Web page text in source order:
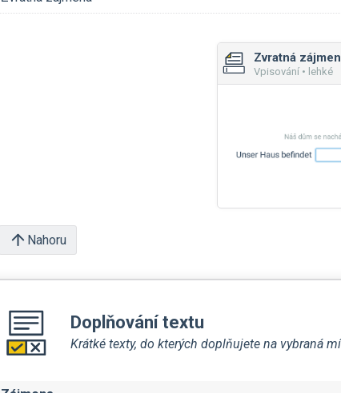
Zvratná
Vpisování • lehké
Nahoru
Doplňování textu
Krátké texty, do kterých doplňujete na vybraná